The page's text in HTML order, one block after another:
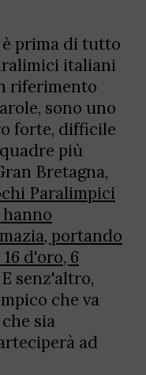
prima di tutto
italiani
riferimento
sono uno
forte, difficile
più
Bretagna,
Paralimpici
portando
d'oro, 6
E senz'altro,
che va
sia
ad